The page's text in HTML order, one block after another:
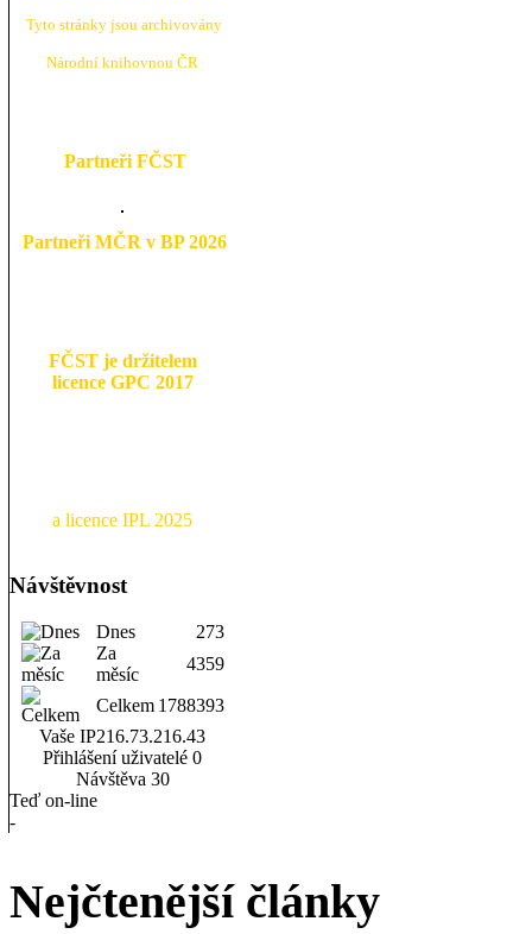
Tyto stránky jsou archivovány
Národní knihovnou ČR
Partneři FČST
Partneři MČR v BP 2026
FČST je držitelem
licence GPC 2017
a licence IPL 2025
Návštěvnost
Dnes
273
Za
měsíc
4359
Celkem 1788393
Vaše IP216.73.216.43
Přihlášení uživatelé 0
Návštěva 30
Teď on-line
-
Nejčtenější články